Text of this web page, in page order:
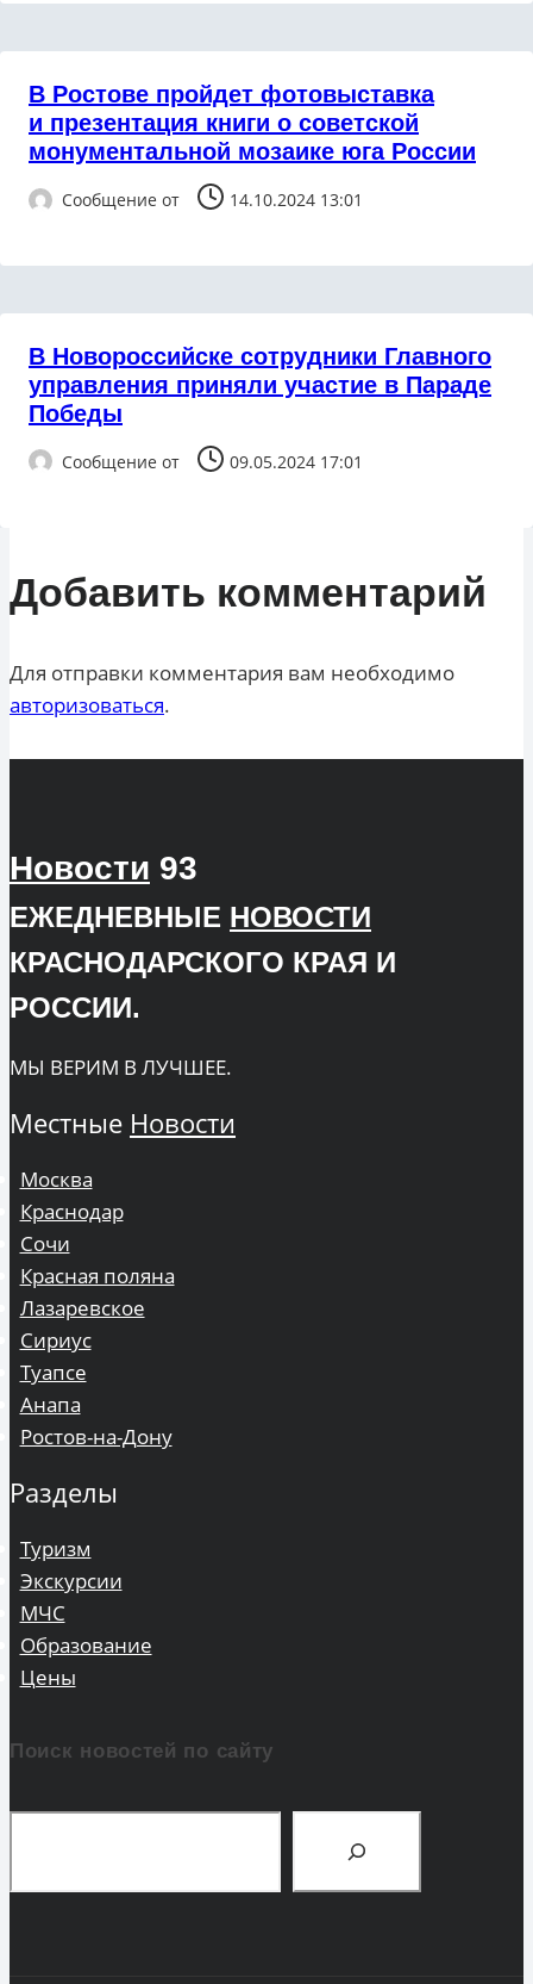
В Ростове пройдет фотовыставка
и презентация книги о советской
монументальной мозаике юга России
Сообщение от 14.10.2024 13:01
В Новороссийскe сотрудники Главного
управления приняли участие в Параде
Победы
Сообщение от 09.05.2024 17:01
Добавить комментарий
Для отправки комментария вам необходимо
авторизоваться.
Новости 93
ЕЖЕДНЕВНЫЕ НОВОСТИ
КРАСНОДАРСКОГО КРАЯ И
РОССИИ.
МЫ ВЕРИМ В ЛУЧШЕЕ.
Местные Новости
Москва
Краснодар
Сочи
Красная поляна
Лазаревское
Сириус
Туапсе
Анапа
Ростов-на-Дону
Разделы
Туризм
Экскурсии
МЧС
Образование
Цены
Поиск новостей по сайту